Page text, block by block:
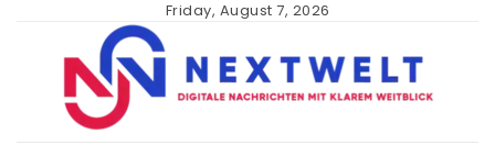
content
Friday, August 7, 2026